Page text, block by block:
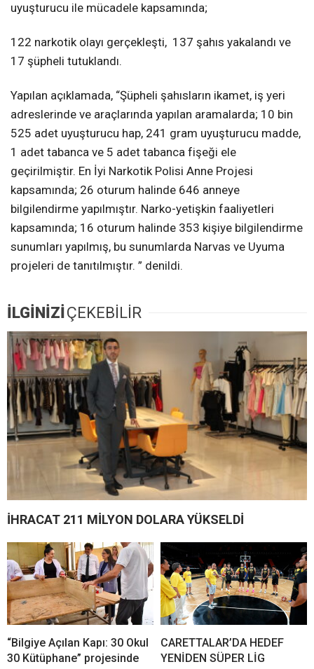
uyuşturucu ile mücadele kapsamında;
122 narkotik olayı gerçekleşti, 137 şahıs yakalandı ve
17 şüpheli tutuklandı.
Yapılan açıklamada, “Şüpheli şahısların ikamet, iş yeri
adreslerinde ve araçlarında yapılan aramalarda; 10 bin
525 adet uyuşturucu hap, 241 gram uyuşturucu madde,
1 adet tabanca ve 5 adet tabanca fişeği ele
geçirilmiştir. En İyi Narkotik Polisi Anne Projesi
kapsamında; 26 oturum halinde 646 anneye
bilgilendirme yapılmıştır. Narko-yetişkin faaliyetleri
kapsamında; 16 oturum halinde 353 kişiye bilgilendirme
sunumları yapılmış, bu sunumlarda Narvas ve Uyuma
projeleri de tanıtılmıştır. ” denildi.
İLGİNİZİ ÇEKEBİLİR
İHRACAT 211 MİLYON DOLARA YÜKSELDİ
“Bilgiye Açılan Kapı: 30 Okul
30 Kütüphane” projesinde
CARETTALAR’DA HEDEF
YENİDEN SÜPER LİG